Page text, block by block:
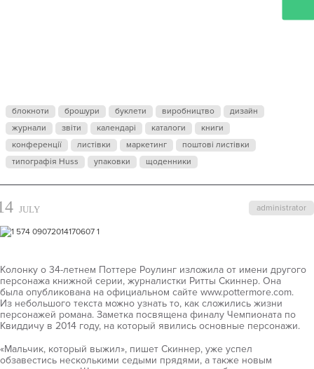
ПИШЕТ ПРО
ГАРРИ
ПОТТЕРА
блокноти брошури буклети виробництво
дизайн
журнали
звіти календарі каталоги
книги
конференції
листівки маркетинг
поштові листівки
типографія Huss
упаковки щоденники
administrator
JULY
Колонку о 34-летнем Поттере Роулинг изложила от имени другого
персонажа книжной серии, журналистки Ритты Скиннер. Она
была опубликована на официальном сайте www.pottermore.com.
Из небольшого текста можно узнать то, как сложились жизни
персонажей романа. Заметка посвящена финалу Чемпионата по
Квиддичу в 2014 году, на который явились основные персонажи.
«Мальчик, который выжил», пишет Скиннер, уже успел
обзавестись несколькими седыми прядями, а также новым